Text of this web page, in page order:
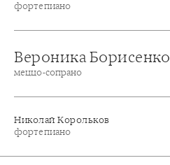
фортепиано
Вероника Борисенко
меццо-сопрано
Николай Корольков
фортепиано